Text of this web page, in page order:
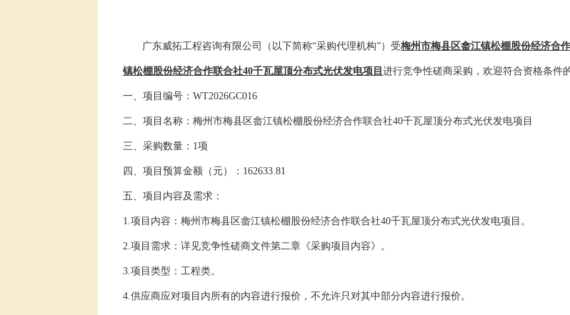
广东威拓工程咨询有限公司 （以下简称“采购代理机构”）受梅州市梅县区畲江镇松棚股份经济合
镇松棚股份经济合作联合社40千瓦屋顶分布式光伏发电项目 进行竞争性磋商采购 ，欢迎符合资格条件
一、 项目编号 ： WT2026GC016
二、项目名称： 梅州市梅县区畲江镇松棚股份经济合作联合社40千瓦屋顶分布式光伏发电项目
三、 采购数量： 1项
四、项目预算金额（元）： 162633.81
五、项目内容及需求：
1.项目内容： 梅州市梅县区畲江镇松棚股份经济合作联合社40千瓦屋顶分布式光伏发电项目。
2.项目 需求：详见竞争性磋商文件第二章《采购项目内容》。
3.项目类型： 工程类。
4.供应商应对项目内所有的内容进行报价，不允许只对其中部分内容进行报价。